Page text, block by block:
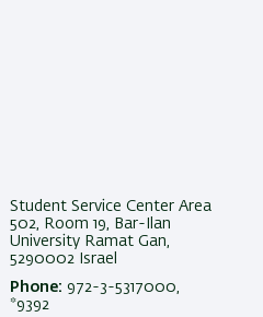
Student Service Center Area
502, Room 19, Bar-Ilan
University Ramat Gan,
5290002 Israel
Phone: 972-3-5317000,
*9392